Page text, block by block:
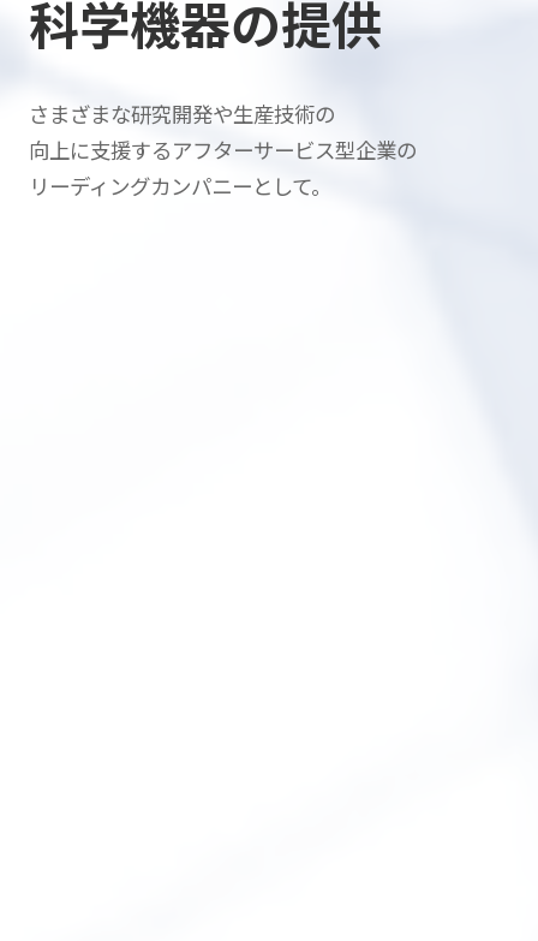
科学機器の提供
さまざまな研究開発や生産技術の
向上に支援するアフターサービス型企業の
リーディングカンパニーとして。